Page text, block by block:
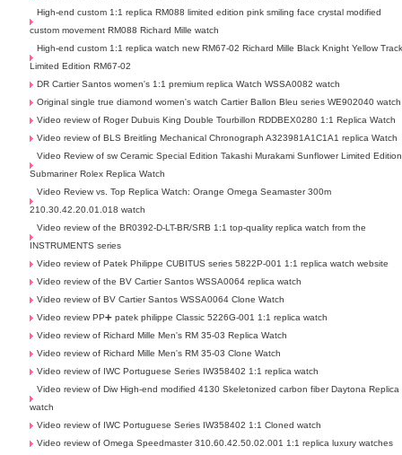
High-end custom 1:1 replica RM088 limited edition pink smiling face crystal modified
custom movement RM088 Richard Mille watch
High-end custom 1:1 replica watch new RM67-02 Richard Mille Black Knight Yellow
Limited Edition RM67-02
DR Cartier Santos women's 1:1 premium replica Watch WSSA0082 watch
Original single true diamond women's watch Cartier Ballon Bleu series WE902040 watch
Video review of Roger Dubuis King Double Tourbillon RDDBEX0280 1:1 Replica Watch
Video review of BLS Breitling Mechanical Chronograph A323981A1C1A1 replica Watch
Video Review of sw Ceramic Special Edition Takashi Murakami Sunflower Limited Edition
Submariner Rolex Replica Watch
Video Review vs. Top Replica Watch: Orange Omega Seamaster 300m
210.30.42.20.01.018 watch
Video review of the BR0392-D-LT-BR/SRB 1:1 top-quality replica watch from the
INSTRUMENTS series
Video review of Patek Philippe CUBITUS series 5822P-001 1:1 replica watch website
Video review of the BV Cartier Santos WSSA0064 replica watch
Video review of BV Cartier Santos WSSA0064 Clone Watch
Video review PP➕ patek philippe Classic 5226G-001 1:1 replica watch
Video review of Richard Mille Men's RM 35-03 Replica Watch
Video review of Richard Mille Men's RM 35-03 Clone Watch
Video review of IWC Portuguese Series IW358402 1:1 replica watch
Video review of Diw High-end modified 4130 Skeletonized carbon fiber Daytona Replica
watch
Video review of IWC Portuguese Series IW358402 1:1 Cloned watch
Video review of Omega Speedmaster 310.60.42.50.02.001 1:1 replica luxury watches